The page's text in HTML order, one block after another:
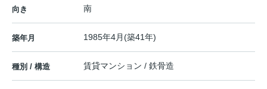
向き 南
築年月 1985年4月(築41年)
種別 / 構造 賃貸マンション / 鉄骨造